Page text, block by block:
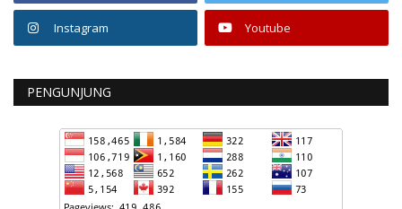
Instagram Youtube
PENGUNJUNG